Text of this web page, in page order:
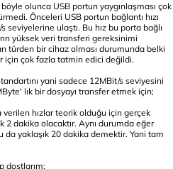
olunca USB portun yaygınlaşması çok
Önceleri USB portun bağlantı hızı
seviyelerine ulaştı. Bu hız bu porta bağlı
yüksek veri transferi gereksinimi
türden bir cihaz olması durumunda belki
için çok fazla tatmin edici değildi.
yani sadece 12MBit/s seviyesini
lık bir dosyayı transfer etmek için;
hızlar teorik olduğu için gerçek
2 dakika olacaktır. Aynı durumda eğer
yaklaşık 20 dakika demektir. Yani tam
dostlarım: